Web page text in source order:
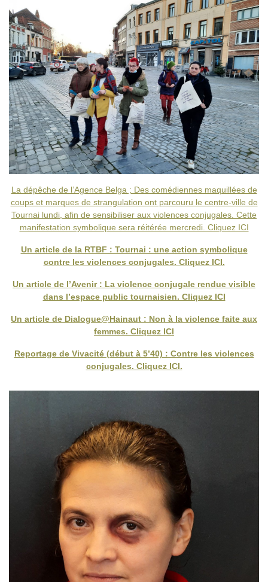
La dépêche de l’Agence Belga ; Des comédiennes maquillées de
coups et marques de strangulation ont parcouru le centre-ville de
Tournai lundi, afin de sensibiliser aux violences conjugales. Cette
manifestation symbolique sera réitérée mercredi. Cliquez ICI
Un article de la RTBF : Tournai : une action symbolique
contre les violences conjugales. Cliquez ICI.
Un article de l’Avenir : La violence conjugale rendue visible
dans l’espace public tournaisien. Cliquez ICI
Un article de Dialogue@Hainaut : Non à la violence faite aux
femmes. Cliquez ICI
Reportage de Vivacité (début à 5’40) : Contre les violences
conjugales. Cliquez ICI.